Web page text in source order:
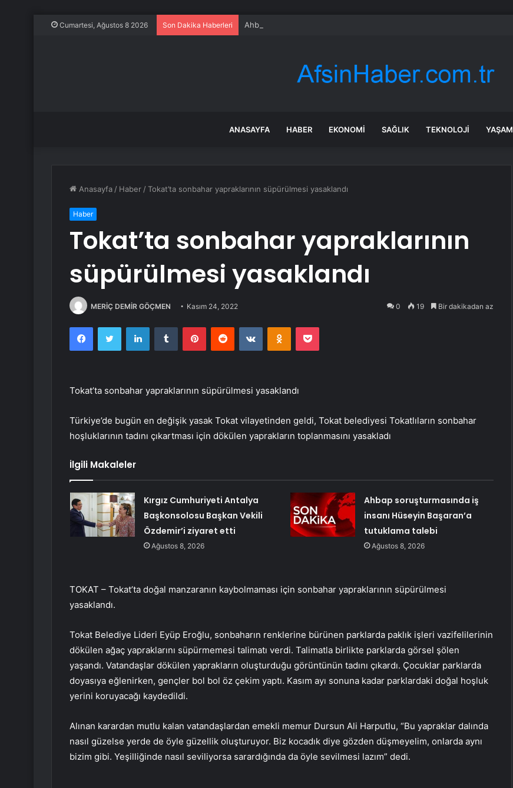
Cumartesi, Ağustos 8 2026 Son Dakika Haberleri Ahbap soruşturmasında iş insanı Hüseyin Başaran’a tutuklama talebi
ANASAYFA HABER EKONOMI SAĞLIK TEKNOLOJI YAŞAM
Anasayfa / Haber /Tokat’ta sonbahar yapraklarının süpürülmesi yasaklandı
Haber
Tokat’ta sonbahar yapraklarının
süpürülmesi yasaklandı
MERİÇ DEMİR GÖÇMEN Kasım 24, 2022 0 19 Bir dakikadan az
FacebookTwitter LinkedInTumblr PinterestReddit VKontakteOdnoklassniki
Pocket
Tokat’ta sonbahar yapraklarının süpürülmesi yasaklandı
Türkiye’de bugün en değişik yasak Tokat vilayetinden geldi, Tokat belediyesi Tokatlıların sonbahar
hoşluklarının tadını çıkartması için dökülen yaprakların toplanmasını yasakladı
İlgili Makaleler
Kırgız Cumhuriyeti Antalya
Başkonsolosu Başkan Vekili
Özdemir’i ziyaret etti
Ağustos 8, 2026
Ahbap soruşturmasında iş
insanı Hüseyin Başaran’a
tutuklama talebi
Ağustos 8, 2026
TOKAT – Tokat’ta doğal manzaranın kaybolmaması için sonbahar yapraklarının süpürülmesi
yasaklandı.
Tokat Belediye Lideri Eyüp Eroğlu, sonbaharın renklerine bürünen parklarda paklık işleri vazifelilerinin
dökülen ağaç yapraklarını süpürmemesi talimatı verdi. Talimatla birlikte parklarda görsel şölen
yaşandı. Vatandaşlar dökülen yaprakların oluşturduğu görüntünün tadını çıkardı. Çocuklar parklarda
doyasıya eğlenirken, gençler bol bol öz çekim yaptı. Kasım ayı sonuna kadar parklardaki doğal hoşluk
yerini koruyacağı kaydedildi.
Alınan karardan mutlu kalan vatandaşlardan emekli memur Dursun Ali Harputlu, “Bu yapraklar dalında
nasıl güzelse yerde de öyle güzellik oluşturuyor. Biz kocadık diye gözden düşmeyelim, onlarda aynı
bizim gibi. Yeşilliğinde nasıl seviliyorsa sarardığında da öyle sevilmesi lazım” dedi.